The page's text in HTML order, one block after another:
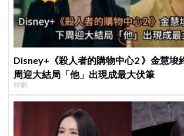
Disney+《殺人者的購物中心2 》金慧埈
周迎大結局「他」出現成最大伏筆
韓劇